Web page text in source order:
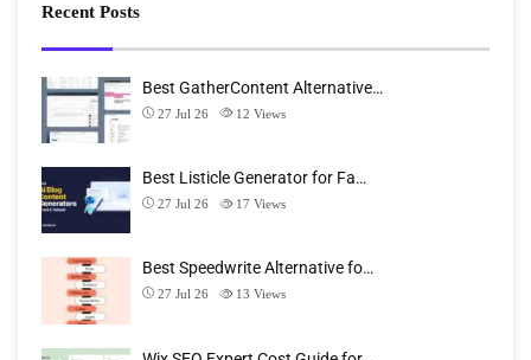
Recent Posts
Best GatherContent Alternative…
27 Jul 26 12 Views
Best Listicle Generator for Fa…
27 Jul 26 17 Views
Best Speedwrite Alternative fo…
27 Jul 26 13 Views